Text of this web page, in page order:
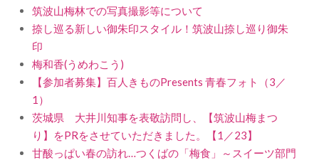
筑波山梅林での写真撮影等について
捺し巡る新しい御朱印スタイル！筑波山捺し巡り御朱
印
梅和香(うめわこう)
【参加者募集】百人きものPresents 青春フォト（3／
1）
茨城県 大井川知事を表敬訪問し、【筑波山梅まつ
り】をPRをさせていただきました。【1／23】
甘酸っぱい春の訪れ…つくばの「梅食」～スイーツ部門